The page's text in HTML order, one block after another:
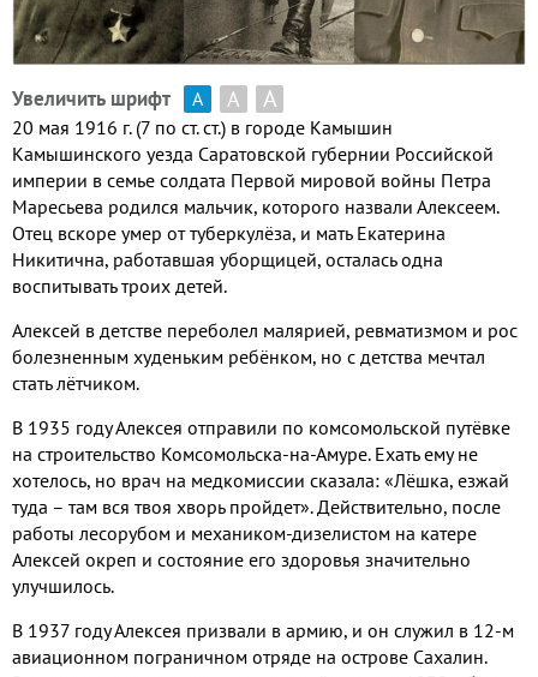
Увеличить шрифт А А А
20 мая 1916 г. (7 по ст. ст.) в городе Камышин
Камышинского уезда Саратовской губернии Российской
империи в семье солдата Первой мировой войны Петра
Маресьева родился мальчик, которого назвали Алексеем.
Отец вскоре умер от туберкулёза, и мать Екатерина
Никитична, работавшая уборщицей, осталась одна
воспитывать троих детей.
Алексей в детстве переболел малярией, ревматизмом и рос
болезненным худеньким ребёнком, но с детства мечтал
стать лётчиком.
В 1935 году Алексея отправили по комсомольской путёвке
на строительство Комсомольска-на-Амуре. Ехать ему не
хотелось, но врач на медкомиссии сказала: «Лёшка, езжай
туда – там вся твоя хворь пройдет». Действительно, после
работы лесорубом и механиком-дизелистом на катере
Алексей окреп и состояние его здоровья значительно
улучшилось.
В 1937 году Алексея призвали в армию, и он служил в 12-м
авиационном пограничном отряде на острове Сахалин.